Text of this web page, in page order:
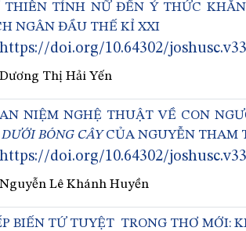
THIÊN TÍNH NỮ ĐẾN Ý THỨC
NGÂN ĐẦU THẾ KỈ XXI
https://doi.org/10.64302/
Dương Thị Hải Yến
NIỆM NGHỆ THUẬT VỀ CON
BÓNG CÂYCỦA NGUYỄN THAM
https://doi.org/10.64302/
Nguyễn Lê Khánh Huyền
BIẾN TỨ TUYỆT TRONG THƠ MỚI: